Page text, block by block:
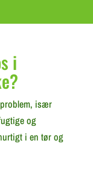
i
især
og
i en tør og